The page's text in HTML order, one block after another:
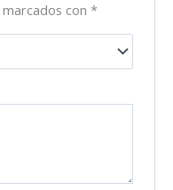
marcados con*